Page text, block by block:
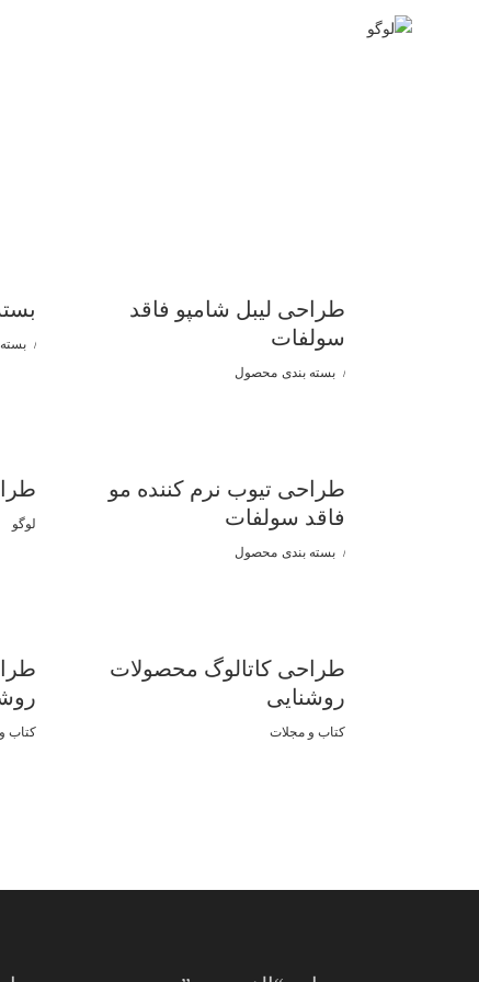
طراحی لیبل شامپو فاقد
سولفات
بسته بندی محصول
لوگو
طراحی تیوب نرم کننده مو
فاقد سولفات
بسته بندی محصول
کتاب
طراحی کاتالوگ محصولات
روشنایی
کتاب و مجلات